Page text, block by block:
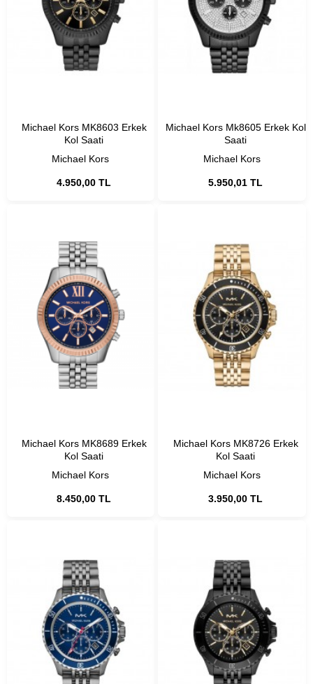
Michael Kors
Michael Kors MK8603 Erkek
Kol Saati
4.950,00 TL
Michael Kors
Michael Kors Mk8605 Erkek Kol
Saati
5.950,01 TL
Michael Kors
Michael Kors MK8689 Erkek
Kol Saati
8.450,00 TL
Michael Kors
Michael Kors MK8726 Erkek
Kol Saati
3.950,00 TL